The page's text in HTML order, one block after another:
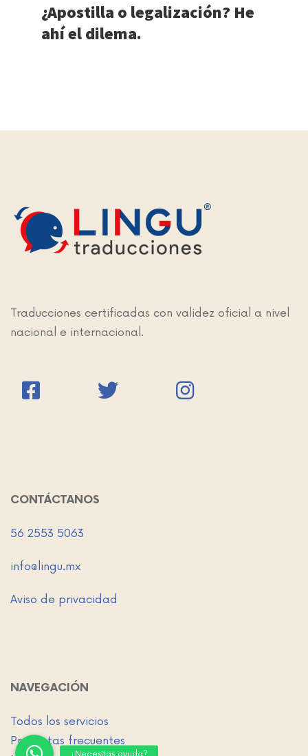
¿Apostilla o legalización? He
ahí el dilema.
Traducciones certificadas con validez oficial a nivel
nacional e internacional.
CONTÁCTANOS
56 2553 5063
info@lingu.mx
Aviso de privacidad
NAVEGACIÓN
Todos los servicios
Preguntas frecuentes